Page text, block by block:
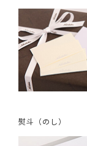
熨斗（のし）